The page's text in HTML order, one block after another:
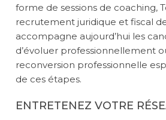
forme de sessions de coaching,
recrutement juridique et fiscal
accompagne aujourd’hui les
d’évoluer professionnellement
reconversion professionnelle
de ces étapes.
ENTRETENEZ VOTRE